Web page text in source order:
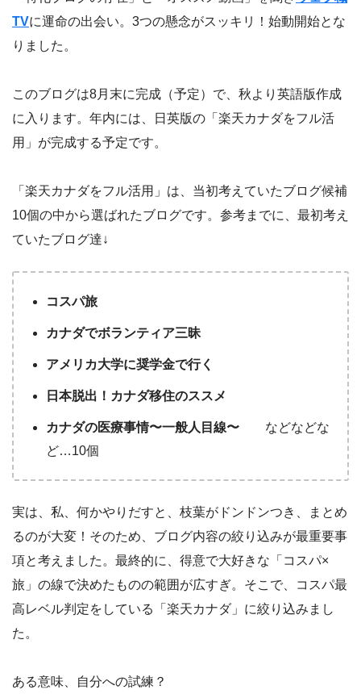
TVに運命の出会い。3つの懸念がスッキリ！始動開始とな
りました。
このブログは8月末に完成（予定）で、秋より英語版作成
に入ります。年内には、日英版の「楽天カナダをフル活
用」が完成する予定です。
「楽天カナダをフル活用」は、当初考えていたブログ候補
10個の中から選ばれたブログです。参考までに、最初考え
ていたブログ達↓
コスパ旅
カナダでボランティア三昧
アメリカ大学に奨学金で行く
日本脱出！カナダ移住のススメ
カナダの医療事情〜一般人目線〜 などなどな
ど…10個
実は、私、何かやりだすと、枝葉がドンドンつき、まとめ
るのが大変！そのため、ブログ内容の絞り込みが最重要事
項と考えました。最終的に、得意で大好きな「コスパ×
旅」の線で決めたものの範囲が広すぎ。そこで、コスパ最
高レベル判定をしている「楽天カナダ」に絞り込みまし
た。
ある意味、自分への試練？